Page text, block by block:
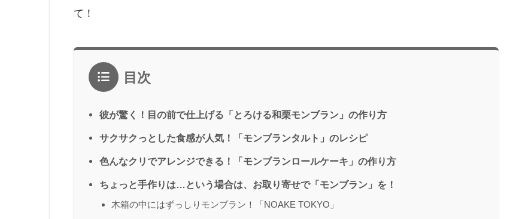
て！
目次
彼が驚く！目の前で仕上げる「とろける和栗モンブラン」の作り方
サクサクっとした食感が人気！「モンブランタルト」のレシピ
色んなクリでアレンジできる！「モンブランロールケーキ」の作り方
ちょっと手作りは…という場合は、お取り寄せで「モンブラン」を！
木箱の中にはずっしりモンブラン！「NOAKE TOKYO」